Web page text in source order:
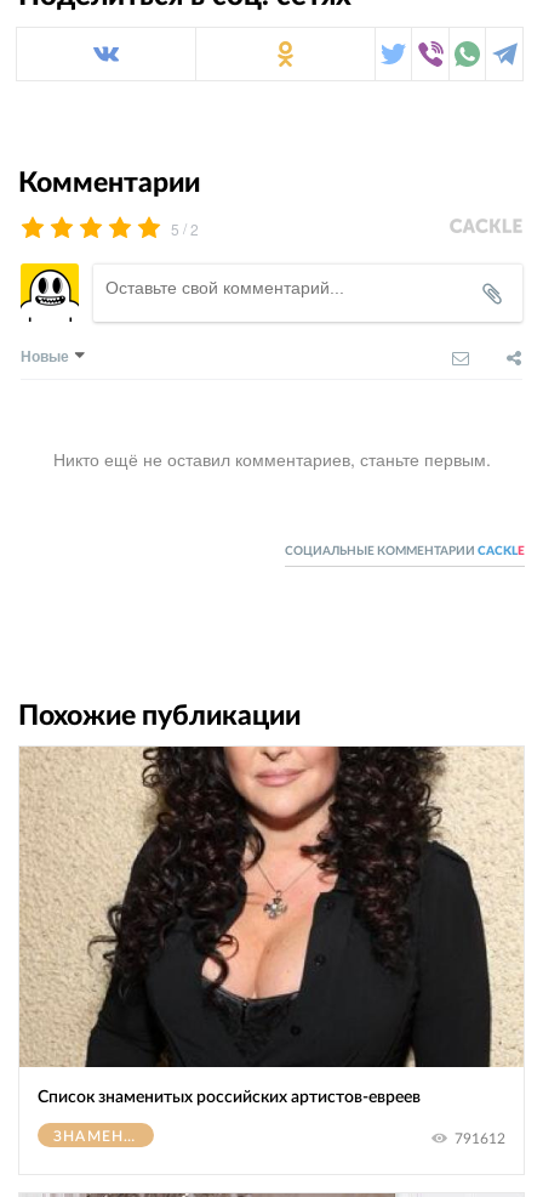
Комментарии
5 /2
Новые
Никто ещё не оставил комментариев, станьте первым.
СОЦИАЛЬНЫЕ КОММЕНТАРИИ CACKL E
Похожие публикации
Список знаменитых российских артистов-евреев
ЗНАМЕНИТОСТИ 791612